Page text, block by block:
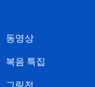
동영상
복음 특집
그림전